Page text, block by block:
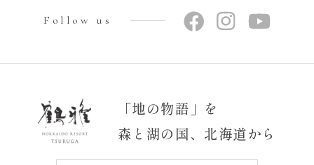
Follow us
「地の物語」を
森と湖の国、北海道から